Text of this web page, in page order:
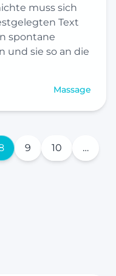
muss sich
Text
spontane
und sie so an die
Massage
9 10 …